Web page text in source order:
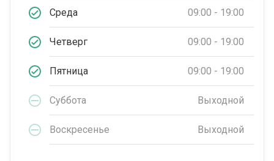
Среда 09:00 - 19:00
Четверг 09:00 - 19:00
Пятница 09:00 - 19:00
Суббота Выходной
Воскресенье Выходной